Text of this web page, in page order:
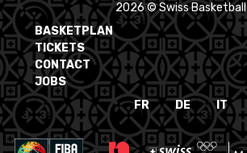
2026 © Swiss Basketball
BASKETPLAN
TICKETS
CONTACT
JOBS
FR
DE IT